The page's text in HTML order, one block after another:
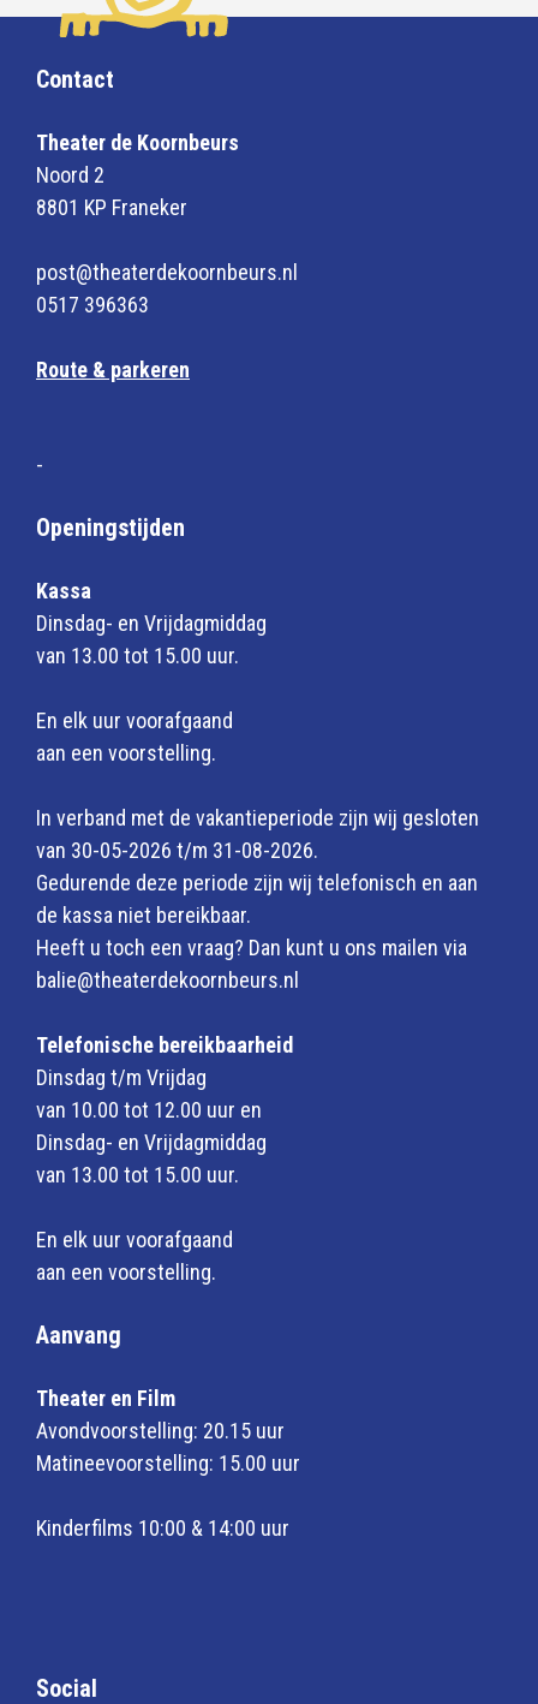
Contact
Theater de Koornbeurs
Noord 2
8801 KP Franeker
post@theaterdekoornbeurs.nl
0517 396363
Route & parkeren
-
Openingstijden
Kassa
Dinsdag- en Vrijdagmiddag
van 13.00 tot 15.00 uur.
En elk uur voorafgaand
aan een voorstelling.
In verband met de vakantieperiode zijn wij gesloten
van 30-05-2026 t/m 31-08-2026.
Gedurende deze periode zijn wij telefonisch en aan
de kassa niet bereikbaar.
Heeft u toch een vraag? Dan kunt u ons mailen via
balie@theaterdekoornbeurs.nl
Telefonische bereikbaarheid
Dinsdag t/m Vrijdag
van 10.00 tot 12.00 uur en
Dinsdag- en Vrijdagmiddag
van 13.00 tot 15.00 uur.
En elk uur voorafgaand
aan een voorstelling.
Aanvang
Theater en Film
Avondvoorstelling: 20.15 uur
Matineevoorstelling: 15.00 uur
Kinderfilms 10:00 & 14:00 uur
Social